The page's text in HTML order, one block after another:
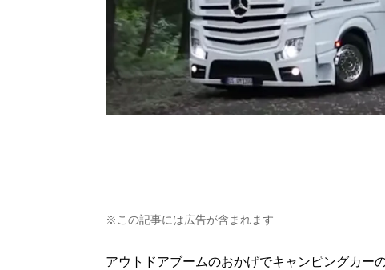
※この記事には広告が含まれます
アウトドアブームのおかげでキャンピングカー